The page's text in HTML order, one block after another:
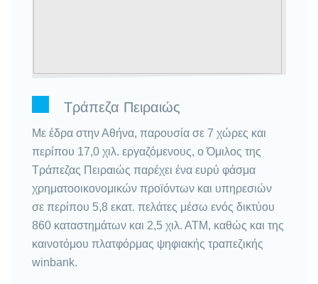
Τράπεζα Πειραιώς
Με έδρα στην Αθήνα, παρουσία σε 7 χώρες και
περίπου 17,0 χιλ. εργαζόμενους, ο Όμιλος της
Τράπεζας Πειραιώς παρέχει ένα ευρύ φάσμα
χρηματοοικονομικών προϊόντων και υπηρεσιών
σε περίπου 5,8 εκατ. πελάτες μέσω ενός δικτύου
860 καταστημάτων και 2,5 χιλ. ΑΤΜ, καθώς και της
καινοτόμου πλατφόρμας ψηφιακής τραπεζικής
winbank.